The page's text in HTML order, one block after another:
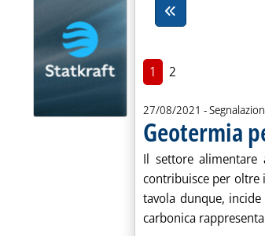
1 2
27/08/2021 -
Geotermia
Il settore
contribuisce per oltre
tavola dunque,
carbonica